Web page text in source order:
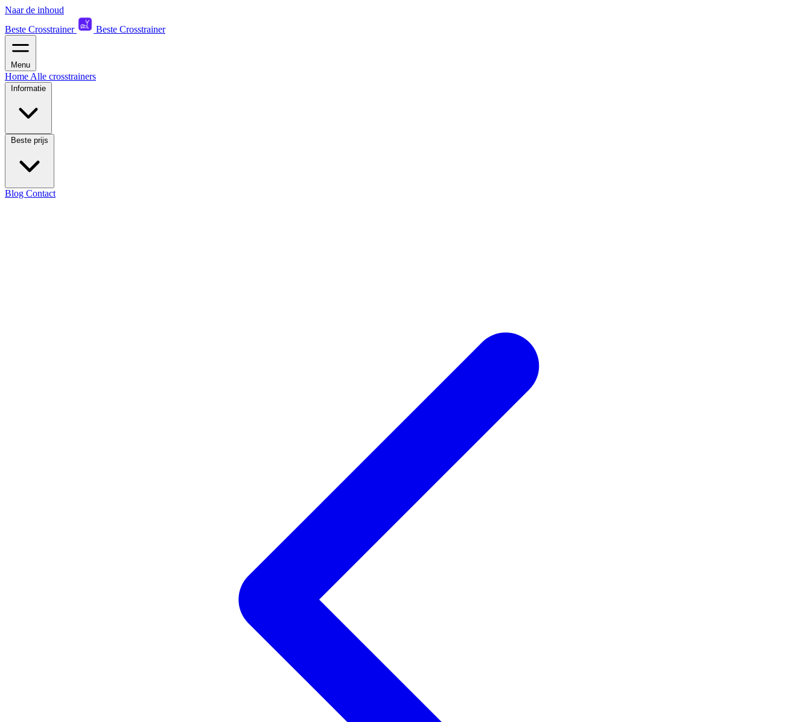
Naar de inhoud
Beste Crosstrainer
Beste Crosstrainer
Menu
Home Alle crosstrainers
Informatie
Beste prijs
Blog Contact